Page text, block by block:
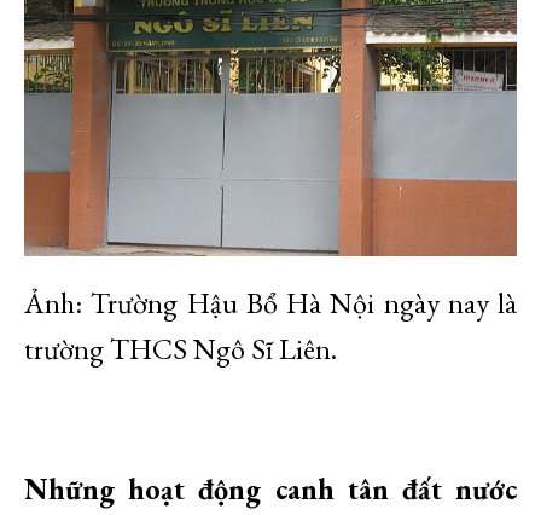
Ảnh: Trường Hậu Bổ Hà Nội ngày nay là
trường THCS Ngô Sĩ Liên.
Những hoạt động canh tân đất nước